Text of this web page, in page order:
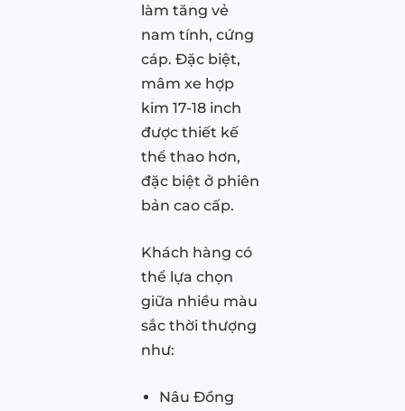
làm tăng vẻ
nam tính, cứng
cáp. Đặc biệt,
mâm xe hợp
kim 17-18 inch
được thiết kế
thể thao hơn,
đặc biệt ở phiên
bản cao cấp.
Khách hàng có
thể lựa chọn
giữa nhiều màu
sắc thời thượng
như:
Nâu Đồng